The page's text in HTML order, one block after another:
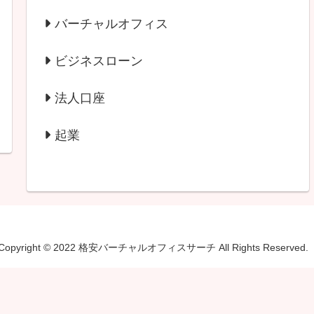
バーチャルオフィス
ビジネスローン
法人口座
起業
© 2022 格安バーチャルオフィスサーチ All Rights Reserved.